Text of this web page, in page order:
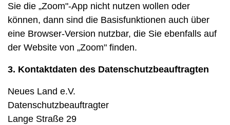
Sie die „Zoom"-App nicht nutzen wollen oder
können, dann sind die Basisfunktionen auch über
eine Browser-Version nutzbar, die Sie ebenfalls auf
der Website von „Zoom" finden.
3. Kontaktdaten des Datenschutzbeauftragten
Neues Land e.V.
Datenschutzbeauftragter
Lange Straße 29